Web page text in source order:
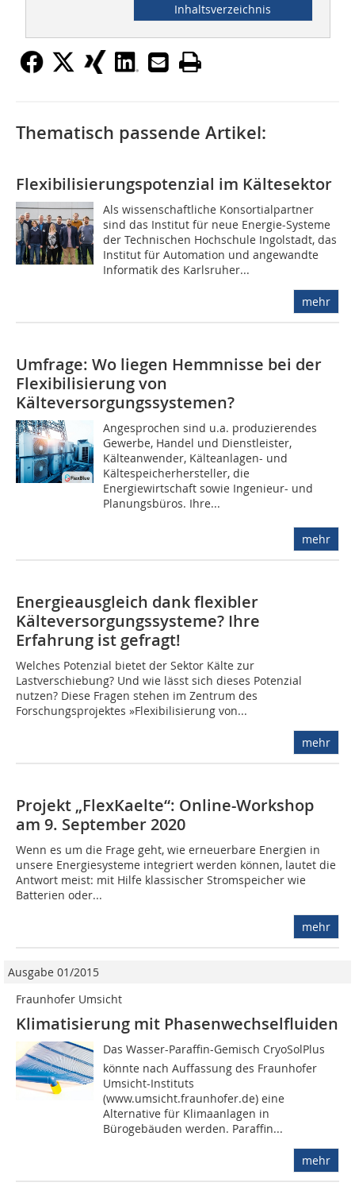
Inhaltsverzeichnis
Thematisch passende Artikel:
Flexibilisierungspotenzial im Kältesektor
Als wissenschaftliche Konsortialpartner
sind das Institut für neue Energie-Systeme
der Technischen Hochschule Ingolstadt, das
Institut für Automation und angewandte
Informatik des Karlsruher...
mehr
Umfrage: Wo liegen Hemmnisse bei der
Flexibilisierung von
Kälteversorgungssystemen?
Angesprochen sind u.a. produzierendes
Gewerbe, Handel und Dienstleister,
Kälteanwender, Kälteanlagen- und
Kältespeicherhersteller, die
Energiewirtschaft sowie Ingenieur- und
Planungsbüros. Ihre...
mehr
Energieausgleich dank flexibler
Kälteversorgungssysteme? Ihre
Erfahrung ist gefragt!
Welches Potenzial bietet der Sektor Kälte zur
Lastverschiebung? Und wie lässt sich dieses Potenzial
nutzen? Diese Fragen stehen im Zentrum des
Forschungsprojektes »Flexibilisierung von...
mehr
Projekt „FlexKaelte“: Online-Workshop
am 9. September 2020
Wenn es um die Frage geht, wie erneuerbare Energien in
unsere Energiesysteme integriert werden können, lautet die
Antwort meist: mit Hilfe klassischer Stromspeicher wie
Batterien oder...
mehr
Ausgabe 01/2015
Fraunhofer Umsicht
Klimatisierung mit Phasenwechselfluiden
Das Wasser-Paraffin-Gemisch CryoSolPlus
könnte nach Auffassung des Fraunhofer
Umsicht-Instituts
(www.umsicht.fraunhofer.de) eine
Alternative für Klimaanlagen in
Bürogebäuden werden. Paraffin...
mehr